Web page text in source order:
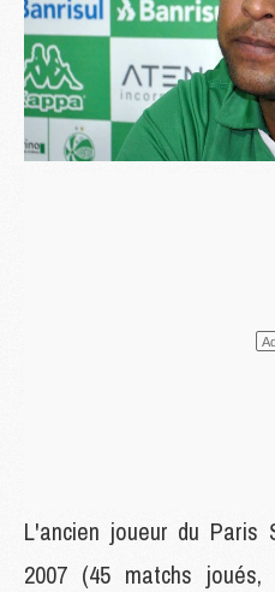
L'ancien joueur du Paris
2007 (45 matchs